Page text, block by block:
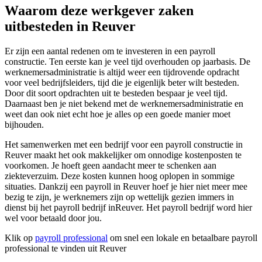
Waarom deze werkgever zaken
uitbesteden in Reuver
Er zijn een aantal redenen om te investeren in een payroll
constructie. Ten eerste kan je veel tijd overhouden op jaarbasis. De
werknemersadministratie is altijd weer een tijdrovende opdracht
voor veel bedrijfsleiders, tijd die je eigenlijk beter wilt besteden.
Door dit soort opdrachten uit te besteden bespaar je veel tijd.
Daarnaast ben je niet bekend met de werknemersadministratie en
weet dan ook niet echt hoe je alles op een goede manier moet
bijhouden.
Het samenwerken met een bedrijf voor een payroll constructie in
Reuver maakt het ook makkelijker om onnodige kostenposten te
voorkomen. Je hoeft geen aandacht meer te schenken aan
ziekteverzuim. Deze kosten kunnen hoog oplopen in sommige
situaties. Dankzij een payroll in Reuver hoef je hier niet meer mee
bezig te zijn, je werknemers zijn op wettelijk gezien immers in
dienst bij het payroll bedrijf inReuver. Het payroll bedrijf word hier
wel voor betaald door jou.
Klik op payroll professional om snel een lokale en betaalbare payroll
professional te vinden uit Reuver